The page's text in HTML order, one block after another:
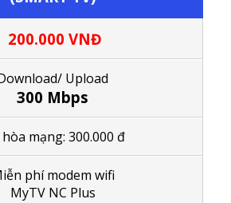
200.000 VNĐ
Upload
300 Mbps
mạng: 300.000 đ
iễn phí modem wifi
MyTV NC Plus